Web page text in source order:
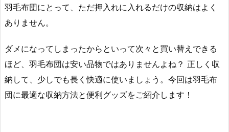
羽毛布団にとって、ただ押入れに入れるだけの収納はよく
ありません。
ダメになってしまったからといって次々と買い替えできる
ほど、羽毛布団は安い品物ではありませんよね？ 正しく収
納して、少しでも長く快適に使いましょう。今回は羽毛布
団に最適な収納方法と便利グッズをご紹介します！